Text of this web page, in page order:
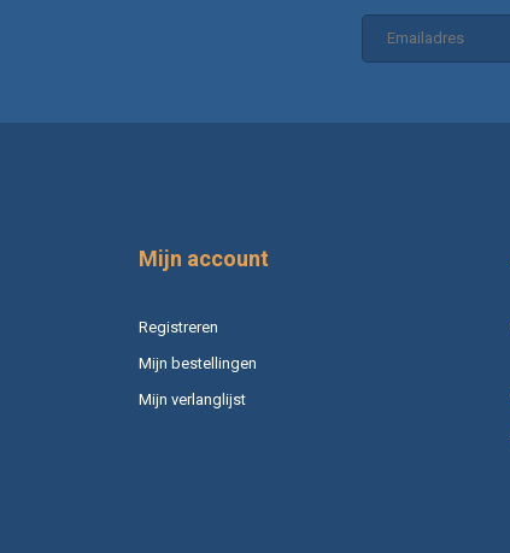
Mijn account
Registreren
Mijn bestellingen
Mijn verlanglijst